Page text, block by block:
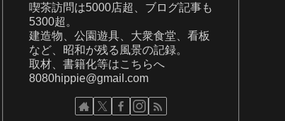
喫茶訪問は5000店超、ブログ記事も
5300超。
建造物、公園遊具、大衆食堂、看板
など、昭和が残る風景の記録。
取材、書籍化等はこちらへ
8080hippie@gmail.com